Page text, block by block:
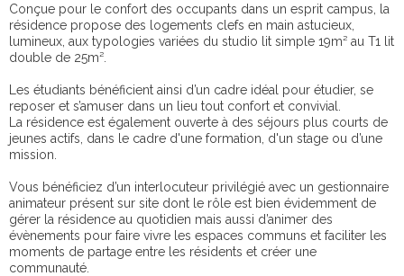
Conçue pour le confort des occupants dans un esprit campus, la
résidence propose des logements clefs en main astucieux,
lumineux, aux typologies variées du studio lit simple 19m² au T1 lit
double de 25m².
Les étudiants bénéficient ainsi d’un cadre idéal pour étudier, se
reposer et s’amuser dans un lieu tout confort et convivial.
La résidence est également ouverte à des séjours plus courts de
jeunes actifs, dans le cadre d'une formation, d'un stage ou d’une
mission.
Vous bénéficiez d’un interlocuteur privilégié avec un gestionnaire
animateur présent sur site dont le rôle est bien évidemment de
gérer la résidence au quotidien mais aussi d’animer des
évènements pour faire vivre les espaces communs et faciliter les
moments de partage entre les résidents et créer une
communauté.